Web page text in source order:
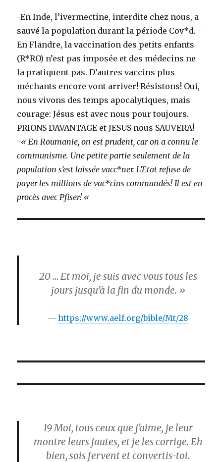
-En Inde, l’ivermectine, interdite chez nous, a
sauvé la population durant la période Cov*d. -
En Flandre, la vaccination des petits enfants
(R*RO) n’est pas imposée et des médecins ne
la pratiquent pas. D’autres vaccins plus
méchants encore vont arriver! Résistons! Oui,
nous vivons des temps apocalytiques, mais
courage: Jésus est avec nous pour toujours.
PRIONS DAVANTAGE et JESUS nous SAUVERA!
-« En Roumanie, on est prudent, car on a connu le
communisme. Une petite partie seulement de la
population s’est laissée vacc*ner. L’Etat refuse de
payer les millions de vac*cins commandés! Il est en
procès avec Pfiser! «
20… Et moi, je suis avec vous tous les
jours jusqu’à la fin du monde. »
https://www.aelf.org/bible/Mt/28
19 Moi, tous ceux que j’aime, je leur
montre leurs fautes, et je les corrige. Eh
bien, sois fervent et convertis-toi.